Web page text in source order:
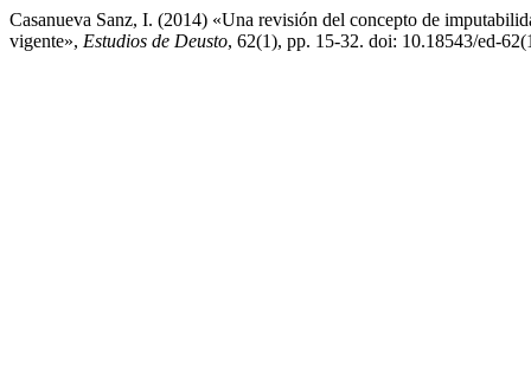
Casanueva Sanz, I. (2014) «Una revisión del concepto de
vigente», Estudios de Deusto, 62(1), pp. 15-32. doi: 10.18543/ed-